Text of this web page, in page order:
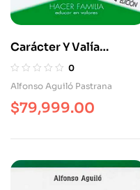
Carácter Y Valía
Personal. Mejorar El
Carácter, Una Sabia
Las Propias
Demás. Optimismo Y
Estabilidad De Ánimo.
0
Alfonso Aguiló Pastrana
$79,999.00